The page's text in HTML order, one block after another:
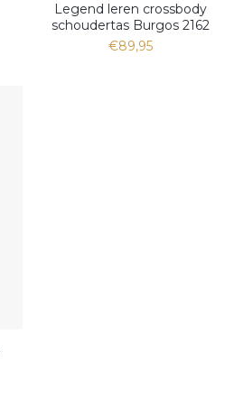
Legend leren crossbody
schoudertas Burgos 2162
€89,95